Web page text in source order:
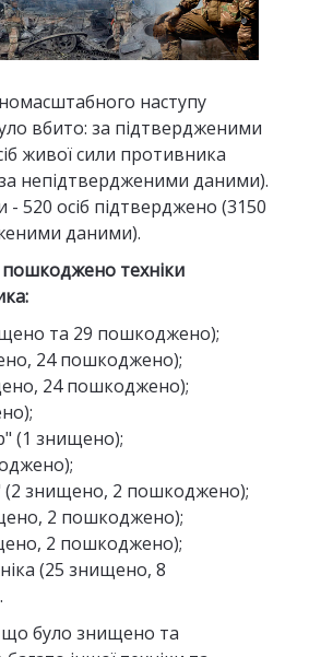
наступу
вбито: за підтвердженими
живої сили противника
непідтвердженими даними).
- 520 осіб підтверджено (3150
даними).
техніки
та 29 пошкоджено);
24 пошкоджено);
24 пошкоджено);
(1 знищено);
знищено, 2 пошкоджено);
2 пошкоджено);
2 пошкоджено);
(25 знищено, 8
було знищено та